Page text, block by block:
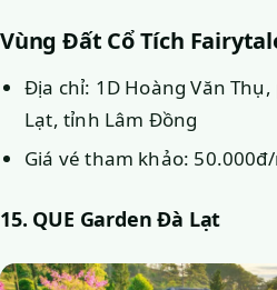
Vùng Đất Cổ Tích
Địa chỉ: 1D Hoàng Văn
Lạt, tỉnh Lâm Đồng
Giá vé tham khảo:
15. QUE Garden Đà Lạt